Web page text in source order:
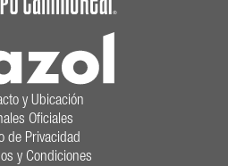
y Ubicación
Oficiales
de Privacidad
y Condiciones